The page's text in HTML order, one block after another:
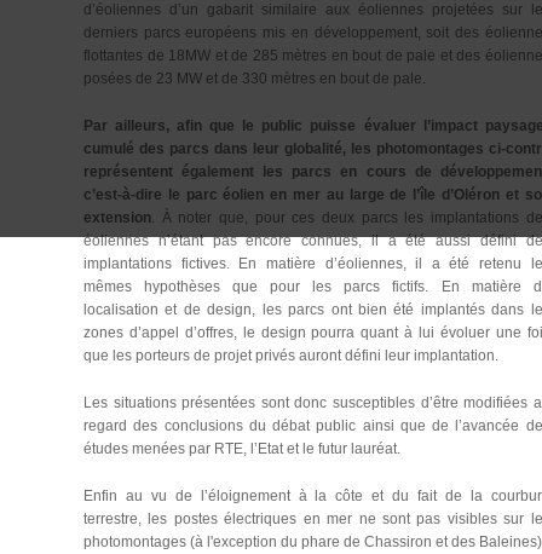
d’éoliennes d’un gabarit similaire aux éoliennes projetées sur
derniers parcs européens mis en développement, soit des
flottantes de 18MW et de 285 mètres en bout de pale et des
posées de 23 MW et de 330 mètres en bout de pale.
Par ailleurs, afin que le public puisse évaluer l’impact
cumulé des parcs dans leur globalité, les photomontages ci-
représentent également les parcs en cours de
c’est-à-dire le parc éolien en mer au large de l’île d’Oléron et
extension. À noter que, pour ces deux parcs les implantations
éoliennes n’étant pas encore connues, il a été aussi défini
implantations fictives. En matière d’éoliennes, il a été retenu
mêmes hypothèses que pour les parcs fictifs. En matière
localisation et de design, les parcs ont bien été implantés dans
zones d’appel d’offres, le design pourra quant à lui évoluer une
que les porteurs de projet privés auront défini leur implantation.
Les situations présentées sont donc susceptibles d’être modifiées
regard des conclusions du débat public ainsi que de l’avancée
études menées par RTE, l’Etat et le futur lauréat.
Enfin au vu de l’éloignement à la côte et du fait de la
terrestre, les postes électriques en mer ne sont pas visibles sur
photomontages (à l'exception du phare de Chassiron et des